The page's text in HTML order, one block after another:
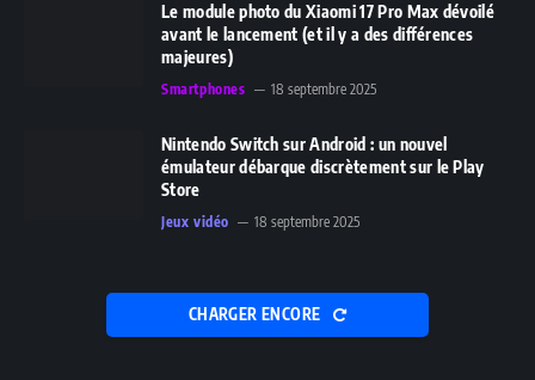
Le module photo du Xiaomi 17 Pro Max dévoilé
avant le lancement (et il y a des différences
majeures)
Smartphones 18 septembre 2025
Nintendo Switch sur Android : un nouvel
émulateur débarque discrètement sur le Play
Store
Jeux vidéo 18 septembre 2025
CHARGER ENCORE